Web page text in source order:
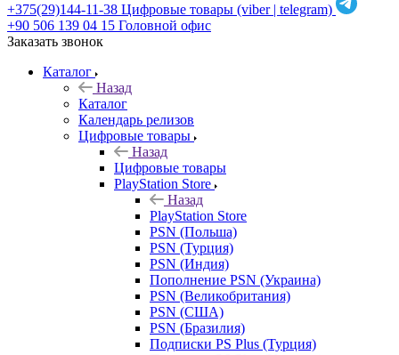
+375(29)144-11-38 Цифровые товары (viber | telegram)
+90 506 139 04 15 Головной офис
Заказать звонок
Каталог
Назад
Каталог
Календарь релизов
Цифровые товары
Назад
Цифровые товары
PlayStation Store
Назад
PlayStation Store
PSN (Польша)
PSN (Турция)
PSN (Индия)
Пополнение PSN (Украина)
PSN (Великобритания)
PSN (США)
PSN (Бразилия)
Подписки PS Plus (Турция)